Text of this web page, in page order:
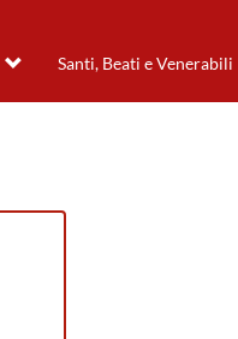
Santi, Beati e Venerabili